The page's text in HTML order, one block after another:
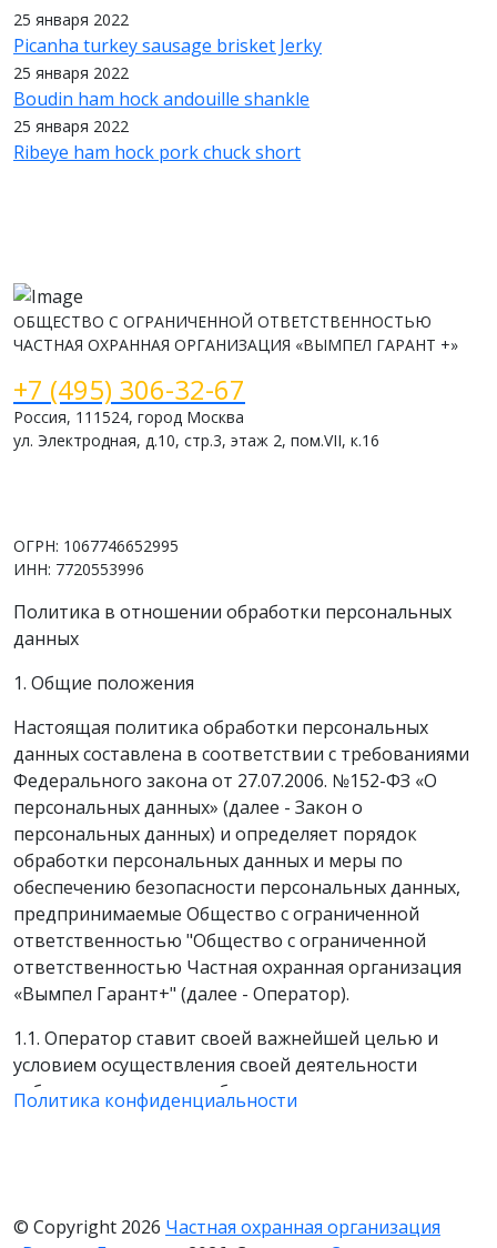
25 января 2022
Picanha turkey sausage brisket Jerky
25 января 2022
Boudin ham hock andouille shankle
25 января 2022
Ribeye ham hock pork chuck short
ОБЩЕСТВО С ОГРАНИЧЕННОЙ ОТВЕТСТВЕННОСТЬЮ
ЧАСТНАЯ ОХРАННАЯ ОРГАНИЗАЦИЯ «ВЫМПЕЛ ГАРАНТ +»
+7 (495) 306-32-67
Россия, 111524, город Москва
ул. Электродная, д.10, стр.3, этаж 2, пом.VII, к.16
ОГРН: 1067746652995
ИНН: 7720553996
Политика в отношении обработки персональных
данных
1. Общие положения
Настоящая политика обработки персональных
данных составлена в соответствии с требованиями
Федерального закона от 27.07.2006. №152-ФЗ «О
персональных данных» (далее - Закон о
персональных данных) и определяет порядок
обработки персональных данных и меры по
обеспечению безопасности персональных данных,
предпринимаемые Общество с ограниченной
ответственностью "Общество с ограниченной
ответственностью Частная охранная организация
«Вымпел Гарант+" (далее - Оператор).
1.1. Оператор ставит своей важнейшей целью и
условием осуществления своей деятельности
соблюдение прав и свобод человека и гражданина
при обработке его персональных данных, в том
1.2. Настоящая политика Оператора в отношении
обработки персональных данных (далее - Политика)
Политика конфиденциальности
© Copyright 2026 Частная охранная организация